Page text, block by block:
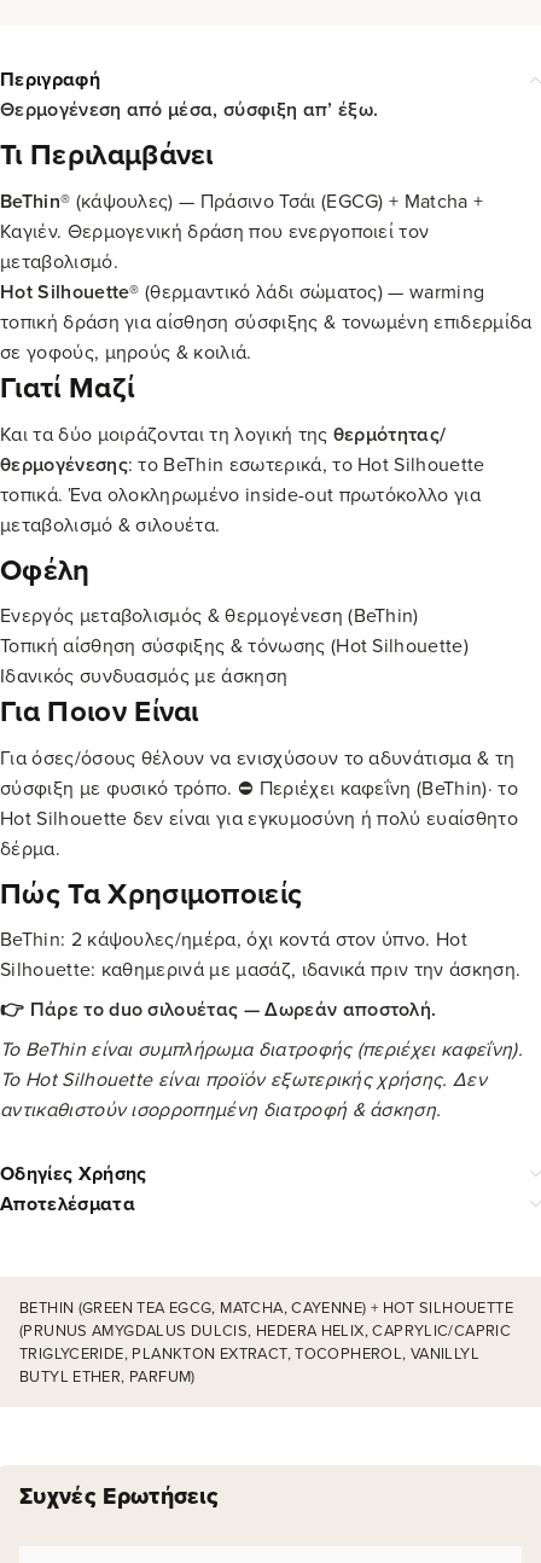
Περιγραφή
Θερμογένεση από μέσα, σύσφιξη απ’ έξω.
Τι Περιλαμβάνει
BeThin® (κάψουλες) — Πράσινο Τσάι (EGCG) + Matcha +
Καγιέν. Θερμογενική δράση που ενεργοποιεί τον
μεταβολισμό.
Hot Silhouette® (θερμαντικό λάδι σώματος) — warming
τοπική δράση για αίσθηση σύσφιξης & τονωμένη επιδερμίδα
σε γοφούς, μηρούς & κοιλιά.
Γιατί Μαζί
Και τα δύο μοιράζονται τη λογική της θερμότητας/
θερμογένεσης: το BeThin εσωτερικά, το Hot Silhouette
τοπικά. Ένα ολοκληρωμένο inside-out πρωτόκολλο για
μεταβολισμό & σιλουέτα.
Οφέλη
Ενεργός μεταβολισμός & θερμογένεση (BeThin)
Τοπική αίσθηση σύσφιξης & τόνωσης (Hot Silhouette)
Ιδανικός συνδυασμός με άσκηση
Για Ποιον Είναι
Για όσες/όσους θέλουν να ενισχύσουν το αδυνάτισμα & τη
σύσφιξη με φυσικό τρόπο. ⛔ Περιέχει καφεΐνη (BeThin)· το
Hot Silhouette δεν είναι για εγκυμοσύνη ή πολύ ευαίσθητο
δέρμα.
Πώς Τα Χρησιμοποιείς
BeThin: 2 κάψουλες/ημέρα, όχι κοντά στον ύπνο. Hot
Silhouette: καθημερινά με μασάζ, ιδανικά πριν την άσκηση.
👉 Πάρε το duo σιλουέτας — Δωρεάν αποστολή.
Το BeThin είναι συμπλήρωμα διατροφής (περιέχει καφεΐνη).
Το Hot Silhouette είναι προϊόν εξωτερικής χρήσης. Δεν
αντικαθιστούν ισορροπημένη διατροφή & άσκηση.
Οδηγίες Χρήσης
Αποτελέσματα
BETHIN (GREEN TEA EGCG, MATCHA, CAYENNE) + HOT SILHOUETTE
(PRUNUS AMYGDALUS DULCIS, HEDERA HELIX, CAPRYLIC/CAPRIC
TRIGLYCERIDE, PLANKTON EXTRACT, TOCOPHEROL, VANILLYL
BUTYL ETHER, PARFUM)
Συχνές Ερωτήσεις